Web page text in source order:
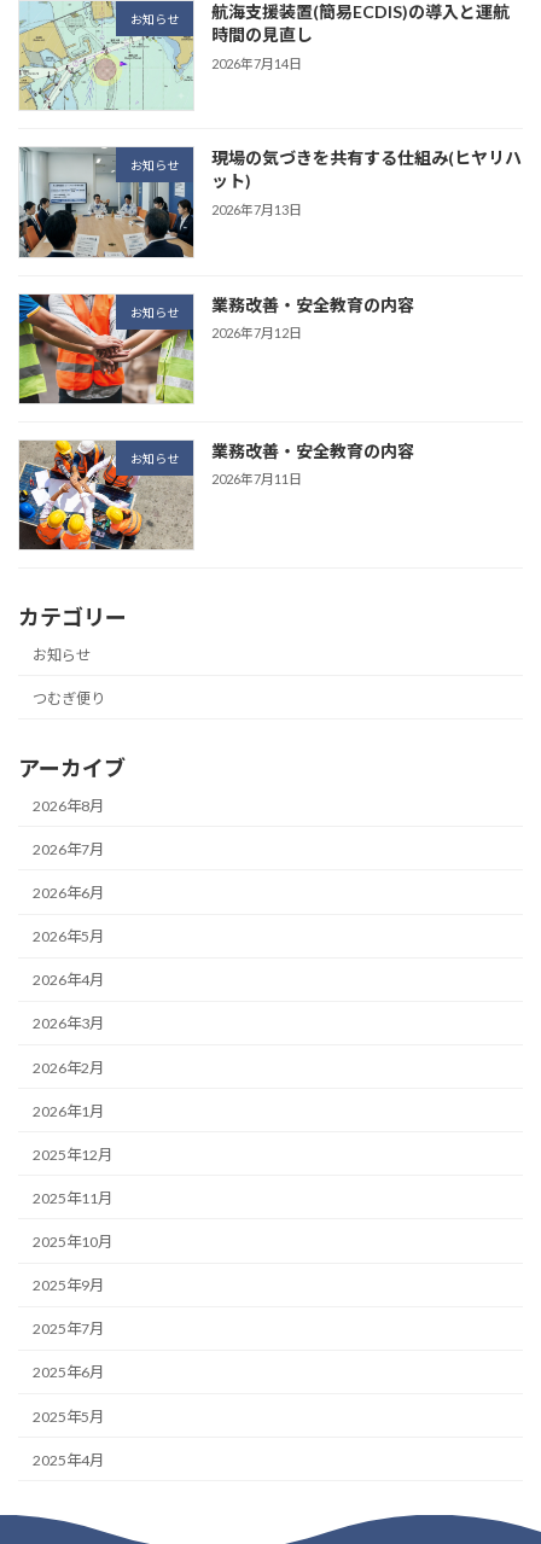
お知らせ
航海支援装置(簡易ECDIS)の導入と運航
時間の見直し
2026年7月14日
お知らせ
現場の気づきを共有する仕組み(ヒヤリハ
ット)
2026年7月13日
お知らせ 業務改善・安全教育の内容
2026年7月12日
お知らせ 業務改善・安全教育の内容
2026年7月11日
カテゴリー
お知らせ
つむぎ便り
アーカイブ
2026年8月
2026年7月
2026年6月
2026年5月
2026年4月
2026年3月
2026年2月
2026年1月
2025年12月
2025年11月
2025年10月
2025年9月
2025年7月
2025年6月
2025年5月
2025年4月